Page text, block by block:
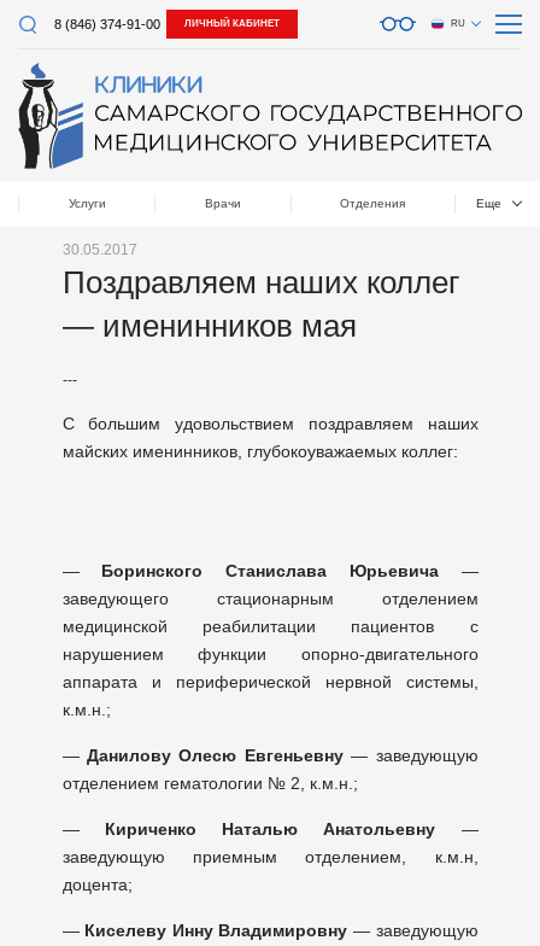
8 (846) 374-91-00 ЛИЧНЫЙ КАБИНЕТ RU
Услуги Врачи Отделения Еще
30.05.2017
Поздравляем наших коллег
— именинников мая
---
С большим удовольствием поздравляем наших
майских именинников, глубокоуважаемых коллег:
— Боринского Станислава Юрьевича—
заведующего стационарным отделением
медицинской реабилитации пациентов с
нарушением функции опорно-двигательного
аппарата и периферической нервной системы,
к.м.н.;
— Данилову Олесю Евгеньевну— заведующую
отделением гематологии № 2, к.м.н.;
— Кириченко Наталью Анатольевну —
заведующую приемным отделением, к.м.н,
доцента;
— Киселеву Инну Владимировну — заведующую